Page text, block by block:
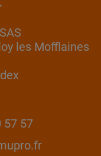
les Mofflaines
57 57